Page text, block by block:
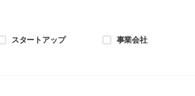
スタートアップ 事業会社